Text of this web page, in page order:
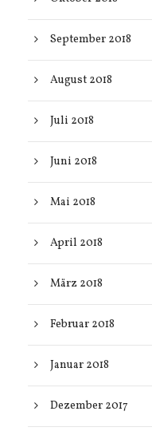
September 2018
August 2018
Juli 2018
Juni 2018
Mai 2018
April 2018
März 2018
Februar 2018
Januar 2018
Dezember 2017